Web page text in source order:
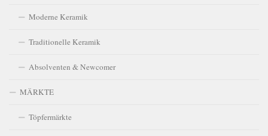
Moderne Keramik
Traditionelle Keramik
Absolventen & Newcomer
MÄRKTE
Töpfermärkte